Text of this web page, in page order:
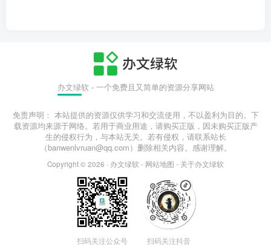
办文绿软 - 一个免费且又简单的资源分享网站
免责声明： 本站提供的资源仅供学习和交流使用，不以盈利为目的。下
载资源均来源于网络。若用于商业用途，请购买正版，因未购买正版产
生的侵权行为，与本站无关。若有侵权，请联系站长
（banwenlvruan@qq.com）删除相关内容。感谢理解。
Copyright © 2026 · 办文绿软 - 网站地图 - 关于办文绿软
扫码关注公众号 扫码关注抖音